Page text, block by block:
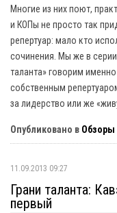
Многие из них поют,
и КОПы не просто так
репертуар: мало кто
сочинения. Мы же в
таланта» говорим
собственным
за лидерство или же
Опубликовано в Обзоры
11.09.2013 09:27
Грани таланта:
первый